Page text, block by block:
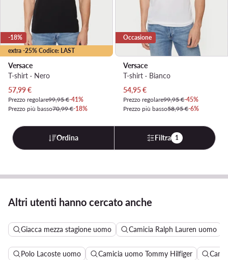
extra -25% Codice: LAST
-18%
Versace
T-shirt · Nero
Prezzo attuale
57,99€
Prezzo regolare99,95 €-41%
Prezzo più basso70,99 €-18%
Occasione
Versace
T-shirt · Bianco
Prezzo attuale
54,95€
Prezzo regolare99,95 €-45%
Prezzo più basso58,95 €-6%
Ordina Filtra 1
Altri utenti hanno cercato anche
Giacca mezza stagione uomo Camicia Ralph Lauren uomo
Polo Lacoste uomo Camicia uomo Tommy Hilfiger